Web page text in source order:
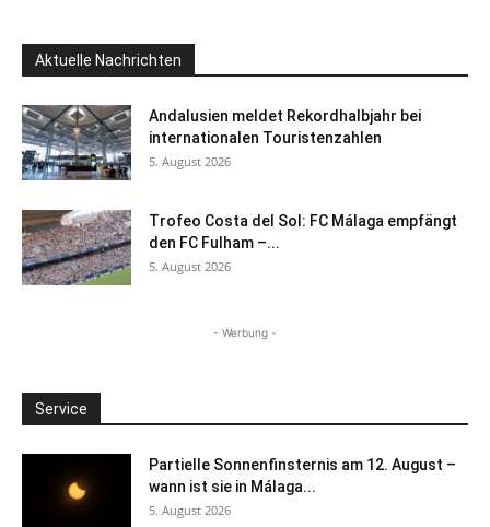
Aktuelle Nachrichten
Andalusien meldet Rekordhalbjahr bei
internationalen Touristenzahlen
5. August 2026
Trofeo Costa del Sol: FC Málaga empfängt
den FC Fulham –...
5. August 2026
- Werbung -
Service
Partielle Sonnenfinsternis am 12. August –
wann ist sie in Málaga...
5. August 2026